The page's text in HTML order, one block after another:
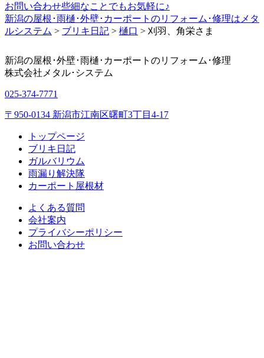
お問い合わせ些細なことでもお気軽に♪
新潟の屋根･雨樋･外壁･カーポートのリフォーム･修理はメタ
ルシステム > ブリキ日記 > 樋口 > 刈羽、角栄さま
新潟の屋根･外壁･雨樋･カーポートのリフォーム･修理
株式会社 メタル･システム
025-374-7771
〒950-0134 新潟市江南区曙町3丁目4-17
トップページ
ブリキ日記
ガルバリウム
雨漏り解決隊
カーポート屋根材
よくある質問
会社案内
プライバシーポリシー
お問い合わせ